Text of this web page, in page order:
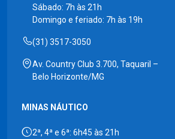
Sábado: 7h às 21h
Domingo e feriado: 7h às 19h
(31) 3517-3050
Av. Country Club 3.700, Taquaril –
Belo Horizonte/MG
MINAS NÁUTICO
2ª, 4ª e 6ª: 6h45 às 21h